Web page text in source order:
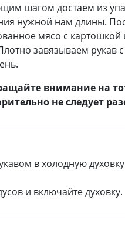
шагом достаем из
нужной нам длины.
мясо с картошкой
завязываем рукав
внимание на
не следует
в холодную
и включайте духовку.